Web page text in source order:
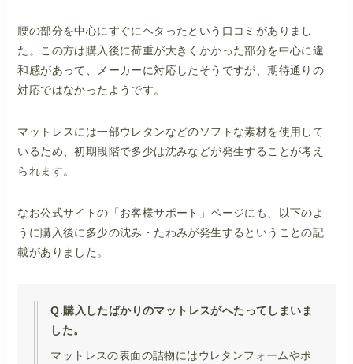
腰の部分を中心にすぐにヘタったという口コミがありまし
た。この方は購入後に荷重が大きくかかった部分を中心に違
和感があって、メーカーに対応したそうですが、期待通りの
対応ではなかったようです。
マットレスには一部ウレタンなどのソフトな素材を使用して
いるため、初期段階で多少は沈みなどが発生することが考え
られます。
なお公式サイトの「お客様サポート」ページにも、以下のよ
うに購入後に多少の沈み・たわみが発生するということの記
載がありました。
Q.購入したばかりのマットレスがへたってしまいま
した。
マットレスの表面の詰物にはウレタンフォームやポ